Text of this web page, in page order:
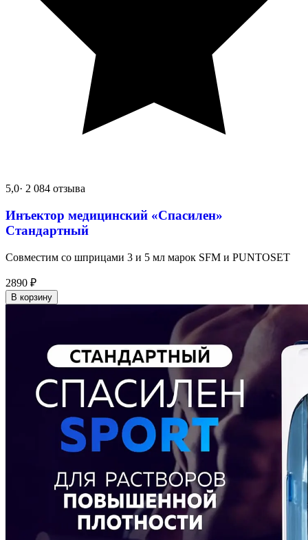
5,0· 2 084 отзыва
Инъектор медицинский «Спасилен»
Стандартный
Совместим со шприцами 3 и 5 мл марок SFM и PUNTOSET
2890 ₽
В корзину